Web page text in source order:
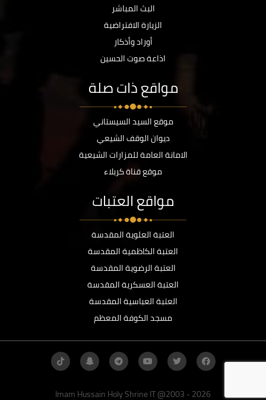
البث المباشر
الزيارة الافتراضية
أوراد وأذكار
اذاعة صوت الحسين
مواقع ذات صلة
موقع السيد السيستاني
ديوان الوقف الشيعي
الامانة العامة للمزارات الشيعية
موقع قناة كربلاء
مواقع العتبات
العتبة العلوية المقدسة
العتبة الكاظمية المقدسة
العتبة الرضوية المقدسة
العتبة العسكرية المقدسة
العتبة العباسية المقدسة
مسجد الكوفة المعظم
Imam Hussain Holy Shrine IT @2003 - 2026